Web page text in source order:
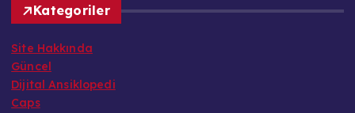
Kategoriler
Site Hakkında
Güncel
Dijital Ansiklopedi
Caps